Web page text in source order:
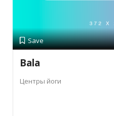
Save
Bala
Центры йоги